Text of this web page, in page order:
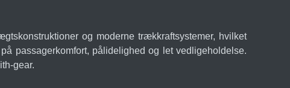
og moderne trækkraftsystemer, hvilket
passagerkomfort, pålidelighed og let vedligeholdelse.
gear.